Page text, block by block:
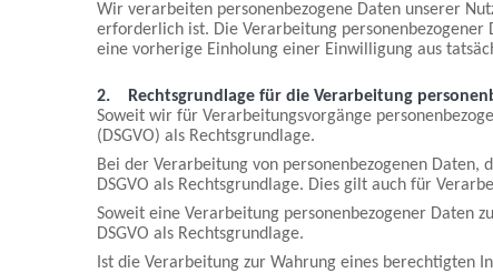
Wir verarbeiten personenbezogene Daten unserer
erforderlich ist. Die Verarbeitung
eine vorherige Einholung einer Einwilligung aus
2.
Rechtsgrundlage für die Verarbeitung
Soweit wir für Verarbeitungsvorgänge
(DSGVO) als Rechtsgrundlage.
Bei der Verarbeitung von personenbezogenen
DSGVO als Rechtsgrundlage. Dies gilt auch für
Soweit eine Verarbeitung personenbezogener
DSGVO als Rechtsgrundlage.
Ist die Verarbeitung zur Wahrung eines berechtigten